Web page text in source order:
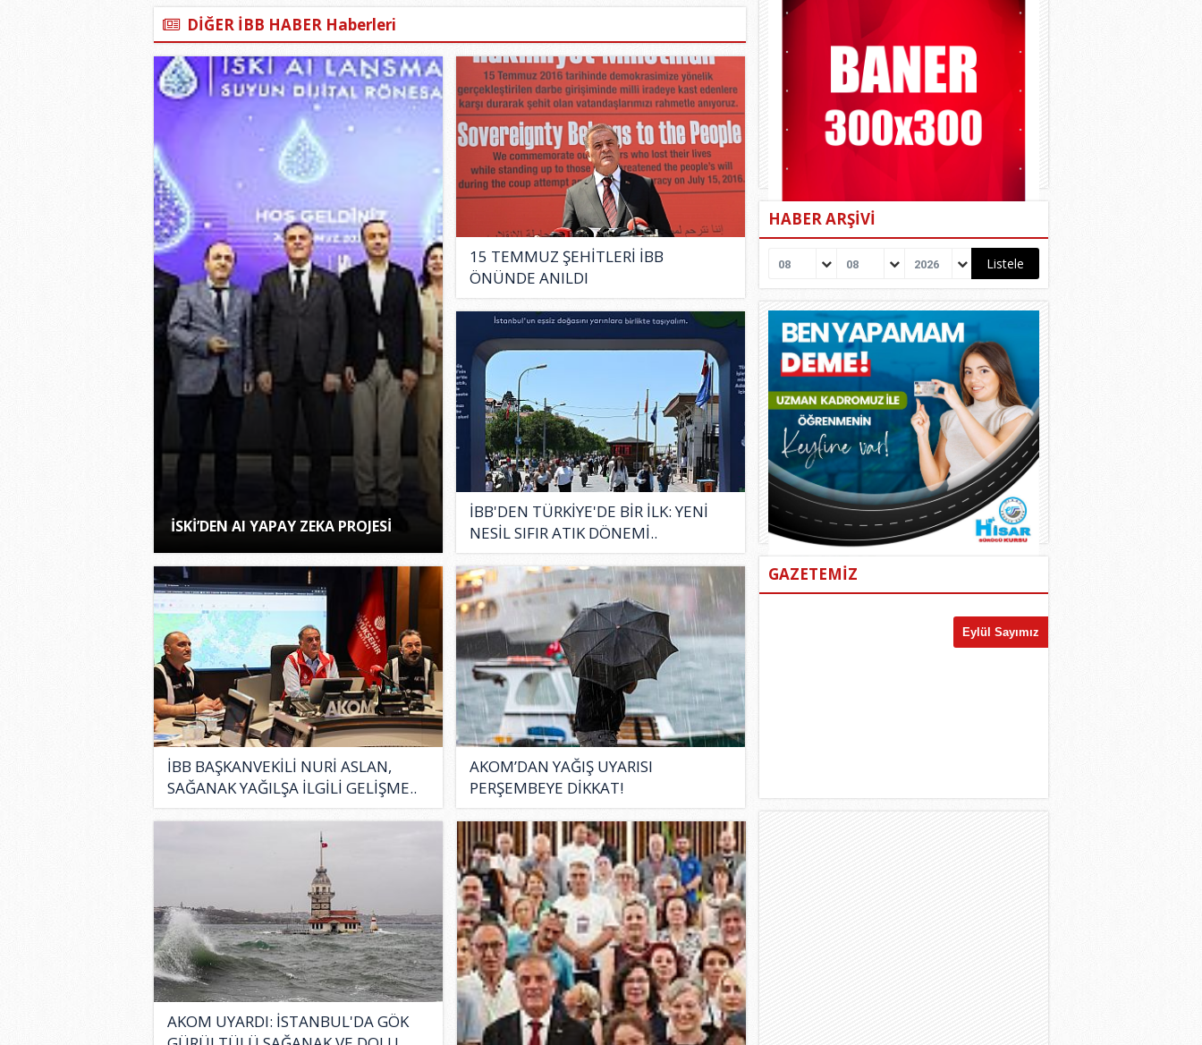
DİĞER İBB HABER Haberleri
İSKİ’DEN AI YAPAY ZEKA PROJESİ
15 TEMMUZ ŞEHİTLERİ İBB
ÖNÜNDE ANILDI
İBB'DEN TÜRKİYE'DE BİR İLK: YENİ
NESİL SIFIR ATIK DÖNEMİ..
İBB BAŞKANVEKİLİ NURİ ASLAN,
SAĞANAK YAĞILŞA İLGİLİ GELİŞME..
AKOM’DAN YAĞIŞ UYARISI
PERŞEMBEYE DİKKAT!
AKOM UYARDI: İSTANBUL'DA GÖK
HABER ARŞİVİ
08 08 2026
GAZETEMİZ